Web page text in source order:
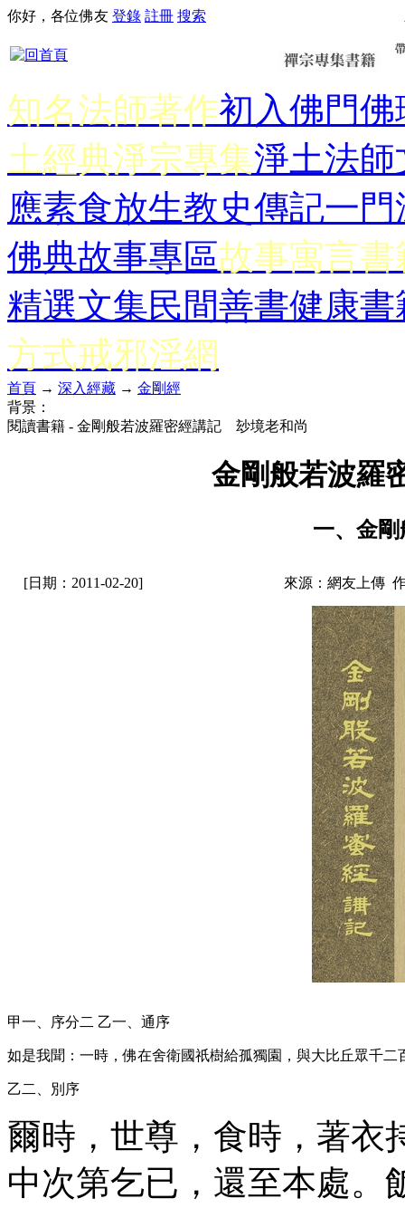
你好，各位佛友 登錄 註冊 搜索
知名法師著作初入佛門佛
土經典淨宗專集淨土法師
應素食放生教史傳記一門
佛典故事專區故事寓言書
精選文集民間善書健康書
方式戒邪淫網
首頁 → 深入經藏 → 金剛經
背景：
閱讀書籍 - 金剛般若波羅密經講記 玅境老和尚
金剛般若波羅
一、金
[日期：2011-02-20] 來源：網友上傳
甲一、序分二 乙一、通序
如是我聞：一時，佛在舍衛國祇樹給孤獨園，與大比丘眾千二
乙二、別序
爾時，世尊，食時，著衣
中次第乞已，還至本處。